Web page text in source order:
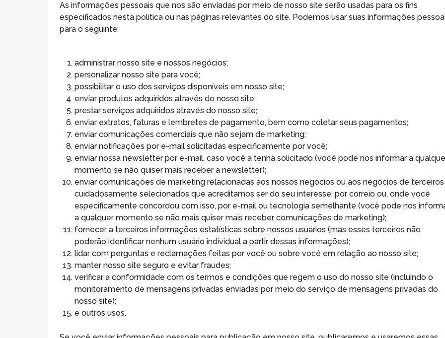
As informações pessoais que nos são enviadas por meio de nosso site serão usadas para os fins
especificados nesta política ou nas páginas relevantes do site. Podemos usar suas informações
para o seguinte:
administrar nosso site e nossos negócios;
personalizar nosso site para você;
possibilitar o uso dos serviços disponíveis em nosso site;
enviar produtos adquiridos através do nosso site;
prestar serviços adquiridos através do nosso site;
enviar extratos, faturas e lembretes de pagamento, bem como coletar seus pagamentos;
enviar comunicações comerciais que não sejam de marketing;
enviar notificações por e-mail solicitadas especificamente por você;
enviar nossa newsletter por e-mail, caso você a tenha solicitado (você pode nos informar a
momento se não quiser mais receber a newsletter);
enviar comunicações de marketing relacionadas aos nossos negócios ou aos negócios de terceiros
cuidadosamente selecionados que acreditamos ser do seu interesse, por correio ou, onde você
especificamente concordou com isso, por e-mail ou tecnologia semelhante (você pode nos
a qualquer momento se não mais quiser mais receber comunicações de marketing);
fornecer a terceiros informações estatísticas sobre nossos usuários (mas esses terceiros não
poderão identificar nenhum usuário individual a partir dessas informações);
lidar com perguntas e reclamações feitas por você ou sobre você em relação ao nosso site;
manter nosso site seguro e evitar fraudes;
verificar a conformidade com os termos e condições que regem o uso do nosso site (incluindo o
monitoramento de mensagens privadas enviadas por meio do serviço de mensagens privadas do
nosso site);
e outros usos.